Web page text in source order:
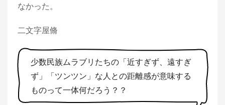
なかった。
二文字屋脩
少数民族ムラブリたちの「近すぎず、遠すぎ
ず」「ツンツン」な人との距離感が意味する
ものって一体何だろう？？